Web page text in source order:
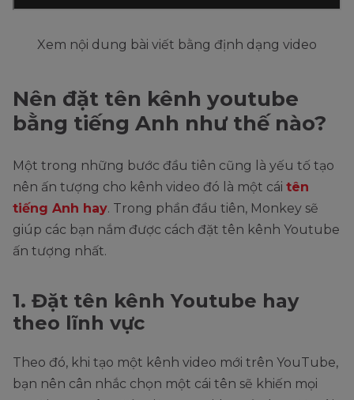
Xem nội dung bài viết bằng định dạng video
Nên đặt tên kênh youtube
bằng tiếng Anh như thế nào?
Một trong những bước đầu tiên cũng là yếu tố tạo
nên ấn tượng cho kênh video đó là một cái tên
tiếng Anh hay. Trong phần đầu tiên, Monkey sẽ
giúp các bạn nắm được cách đặt tên kênh Youtube
ấn tượng nhất.
1. Đặt tên kênh Youtube hay
theo lĩnh vực
Theo đó, khi tạo một kênh video mới trên YouTube,
bạn nên cân nhắc chọn một cái tên sẽ khiến mọi